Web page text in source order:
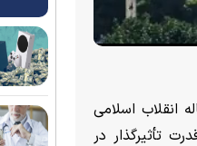
امام جمعه شهرستان ممسنی هم در این مراسم با اشاره به دستاورد‌های ۴۷ ساله انقلاب اسلامی
تأثیرگذار در